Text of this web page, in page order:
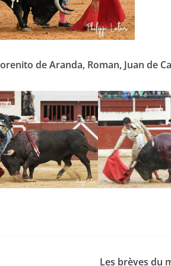
de Aranda, Roman, Juan de
Les brèves du